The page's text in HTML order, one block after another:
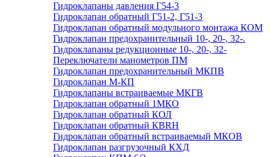
Гидроклапаны давления Г54-3
Гидроклапан обратный Г51-2, Г51-3
Гидроклапан обратный модульного монтажа КОМ
Гидроклапан предохранительный 10-, 20-, 32-.
Гидроклапаны редукционные 10-, 20-, 32-
Переключатели манометров ПМ
Гидроклапан предохранительный МКПВ
Гидроклапан М-КП
Гидроклапаны встраиваемые МКГВ
Гидроклапан обратный 1МКО
Гидроклапан обратный КОЛ
Гидроклапан обратный КВRН
Гидроклапан обратный встраиваемый МКОВ
Гидроклапан разгрузочный КХД